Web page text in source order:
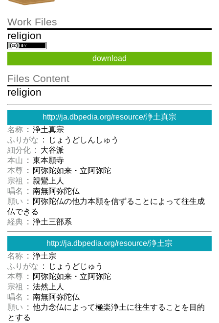
Work Files
religion
download
Files Content
religion
http://ja.dbpedia.org/resource/浄土真宗
名称 : 浄土真宗
ふりがな : じょうどしんしゅう
細分化 : 大谷派
本山
: 東本願寺
本尊 : 阿弥陀如来・立阿弥陀
宗祖
: 親鸞上人
唱名
: 南無阿弥陀仏
願い : 阿弥陀仏の他力本願を信ずることによって往生成
仏できる
経典 : 浄土三部系
http://ja.dbpedia.org/resource/浄土宗
名称 : 浄土宗
ふりがな : じょうどじゅう
本尊 : 阿弥陀如来・立阿弥陀
宗祖
: 法然上人
唱名
: 南無阿弥陀仏
願い : 他力念仏によって極楽浄土に往生することを目的
とする